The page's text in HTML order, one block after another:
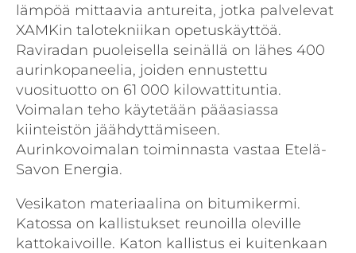
lämpöä mittaavia antureita, jotka palvelevat
XAMKin talotekniikan opetuskäyttöä.
Raviradan puoleisella seinällä on lähes 400
aurinkopaneelia, joiden ennustettu
vuosituotto on 61 000 kilowattituntia.
Voimalan teho käytetään pääasiassa
kiinteistön jäähdyttämiseen.
Aurinkovoimalan toiminnasta vastaa Etelä-
Savon Energia.
Vesikaton materiaalina on bitumikermi.
Katossa on kallistukset reunoilla oleville
kattokaivoille. Katon kallistus ei kuitenkaan